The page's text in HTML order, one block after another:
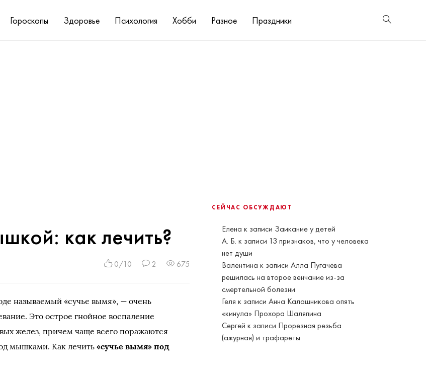
Гороскопы Здоровье Психология Хобби Разное Праздники
СЕЙЧАС ОБСУЖДАЮТ
Елена к записи Заикание у детей
А. Б. к записи 13 признаков, что у человека
нет души
Валентина к записиАлла Пугачёва
решилась на второе венчание из-за
смертельной болезни
Геля к записиАнна Калашникова опять
«кинула» Прохора Шаляпина
Сергей к записи Прорезная резьба
(ажурная) и трафареты
как лечить?
0/10 2 675
называемый «сучье вымя», — очень
Это острое гнойное воспаление
желез, причем чаще всего поражаются
мышками. Как лечить«сучье вымя» под